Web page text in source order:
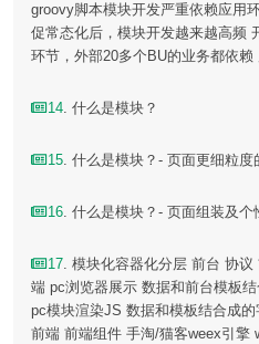
groovy脚本模块开发严重依赖应用
促常态化后，模块开发越来越高频
环节，外部20多个BU的业务都依
14. 什么是模块？
15. 什么是模块？- 页面更细粒度
16. 什么是模块？- 页面组装及个
17. 模块化容器化分层 前台 协
端 pc浏览器展示 数据和前台模板
pc模块渲染JS 数据和模板结合成
前端 前端组件 手淘/猫客weex引擎